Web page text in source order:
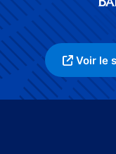
Voir le